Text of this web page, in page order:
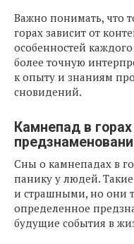
Важно понимать, что
горах зависит от
особенностей
более точную
к опыту и знаниям
сновидений.
Камнепад в
Сны о камнепадах в
панику у людей.
и страшными, но они
определенное
будущие события в